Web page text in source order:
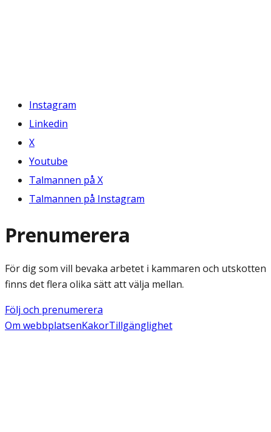
Instagram
Linkedin
X
Youtube
Talmannen på X
Talmannen på Instagram
Prenumerera
För dig som vill bevaka arbetet i kammaren och utskotten
finns det flera olika sätt att välja mellan.
Följ och prenumerera
Om webbplatsenKakorTillgänglighet